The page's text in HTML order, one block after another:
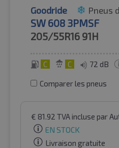
Goodride Pneus
SW 608 3PMSF
205/55R16 91H
C C 72 dB
Comparer les pneus
€ 81.92 TVA incluse par
EN STOCK
Livraison gratuite